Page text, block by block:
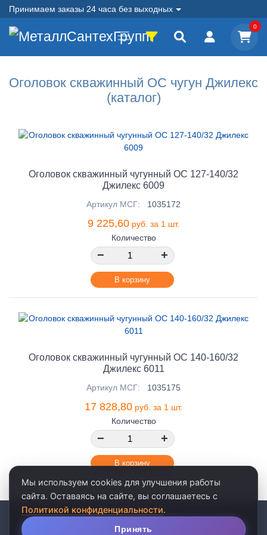
Принимаем заказы 24 часа без выходных
0
Оголовок скважинный ОС чугун Джилекс
(каталог)
Оголовок скважинный чугунный ОС 127-140/32
Джилекс 6009
Артикул МСГ: 1035172
9 225,60 руб. за 1 шт.
Количество
− +
В корзину
Оголовок скважинный чугунный ОС 140-160/32
Джилекс 6011
Артикул МСГ: 1035175
17 828,80 руб. за 1 шт.
Количество
− +
В корзину
© 2026 · ООО «АКВАРЕЛЬ»
Популярные страницы
Мы используем cookies для улучшения работы
сайта. Оставаясь на сайте, вы соглашаетесь с
Политикой конфиденциальности.
Принять